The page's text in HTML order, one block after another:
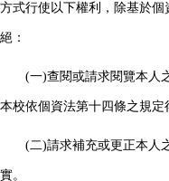
方式行使以下權利，除基於
絕：
(一)查閱或請求閱覽本人之
本校依個資法第十四條之規定
(二)請求補充或更正本人之
實。